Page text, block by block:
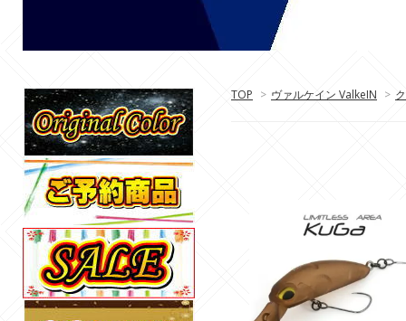
TOP > ヴァルケイン ValkeIN >